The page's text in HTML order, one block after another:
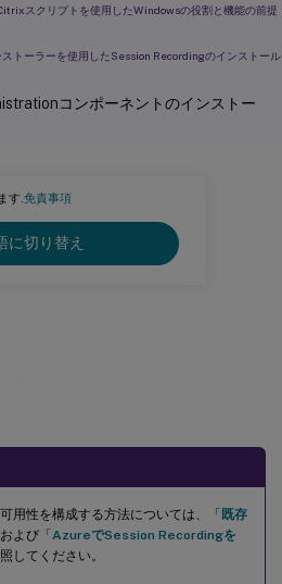
す.免責事項
に切り替え
用性を構成する方法については、「 既存
および「AzureでSession Recordingを
してください。
スクリプトを使用したWindowsの役割と機能の前提
トーラーを使用したSession Recordingのインストール
コンポーネントのインストー
インストール
ス制御リスト（ACL）を設定します
Session Recordingデータベースのインストール
Recordingデータベースをインス